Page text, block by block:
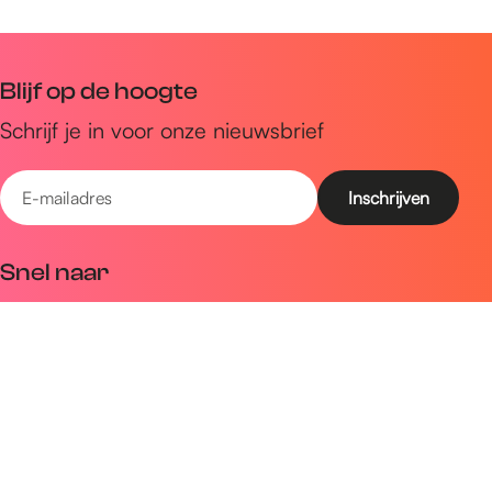
Blijf op de hoogte
Schrijf je in voor onze nieuwsbrief
E
-
a
Snel naar
Uitagenda